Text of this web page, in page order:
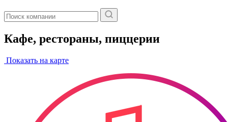
Кафе, рестораны, пиццерии
Показать на карте